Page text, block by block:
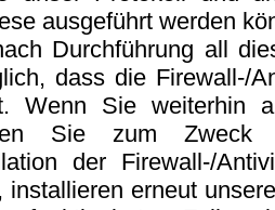
ausgeführt werden
Durchführung all
dass die Firewall-/
Wenn Sie weiterhin
Sie zum Zweck
der Firewall-/
installieren erneut